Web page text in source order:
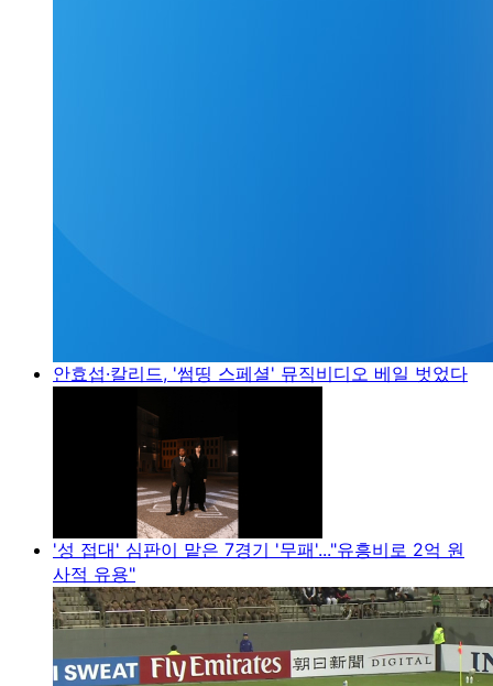
안효섭·칼리드, '썸띵 스페셜' 뮤직비디오 베일 벗었다
'성 접대' 심판이 맡은 7경기 '무패'..."유흥비로 2억 원
사적 유용"